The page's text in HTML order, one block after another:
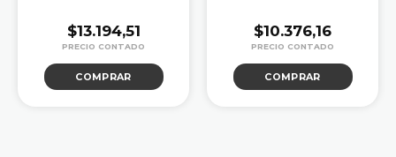
$13.194,51
COMPRAR
$10.376,16
COMPRAR